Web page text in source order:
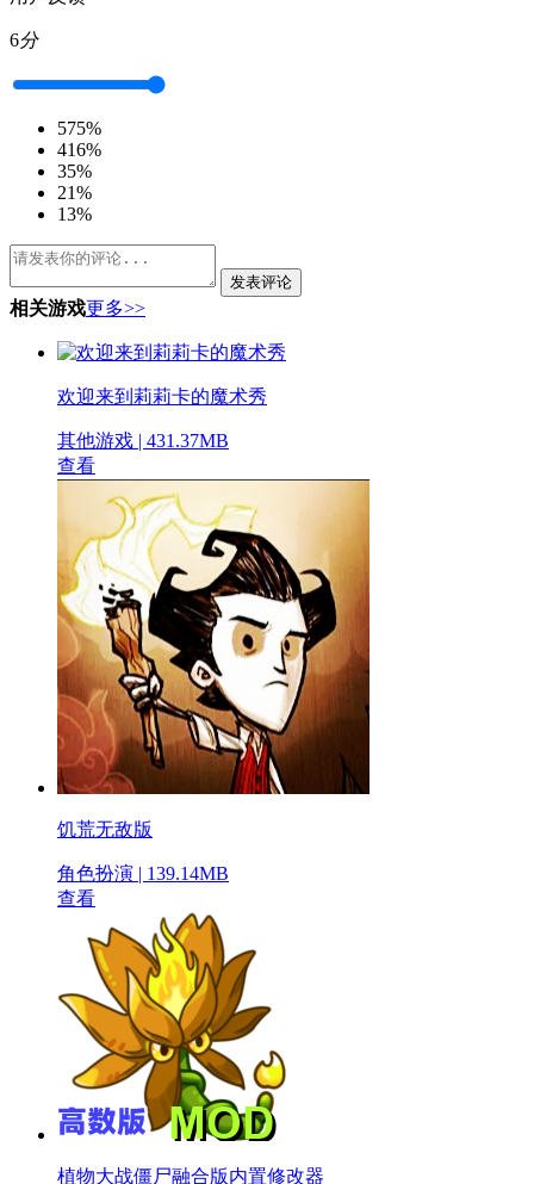
6分
575%
416%
35%
21%
13%
发表评论
相关游戏更多>>
欢迎来到莉莉卡的魔术秀
其他游戏 | 431.37MB
查看
饥荒无敌版
角色扮演 | 139.14MB
查看
植物大战僵尸融合版内置修改器